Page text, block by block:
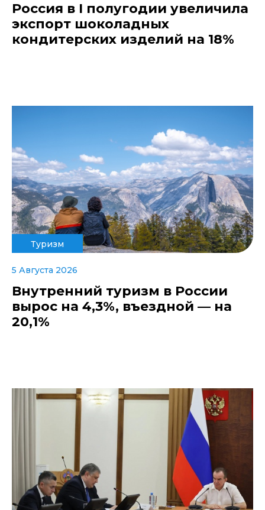
Россия в I полугодии увеличила
экспорт шоколадных
кондитерских изделий на 18%
Туризм
5 Августа 2026
Внутренний туризм в России
вырос на 4,3%, въездной — на
20,1%